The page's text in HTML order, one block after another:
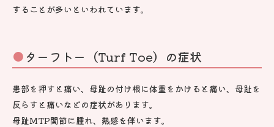
することが多いといわれています。
ターフトー（Turf Toe）の症状
患部を押すと痛い、母趾の付け根に体重をかけると痛い、母趾を
反らすと痛いなどの症状があります。
母趾MTP関節に腫れ、熱感を伴います。